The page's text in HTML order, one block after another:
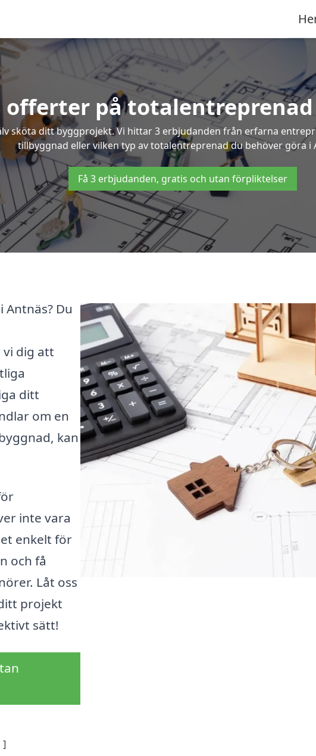
offerter på
sköta ditt byggprojekt. Vi hittar 3 erbjudanden från erfarna
tillbyggnad eller vilken typ av totalentreprenad du behöver göra i
Få 3 erbjudanden, gratis och utan förpliktelser
Du
dig att
ditt
om en
kan
inte vara
enkelt för
och få
Låt oss
projekt
sätt!